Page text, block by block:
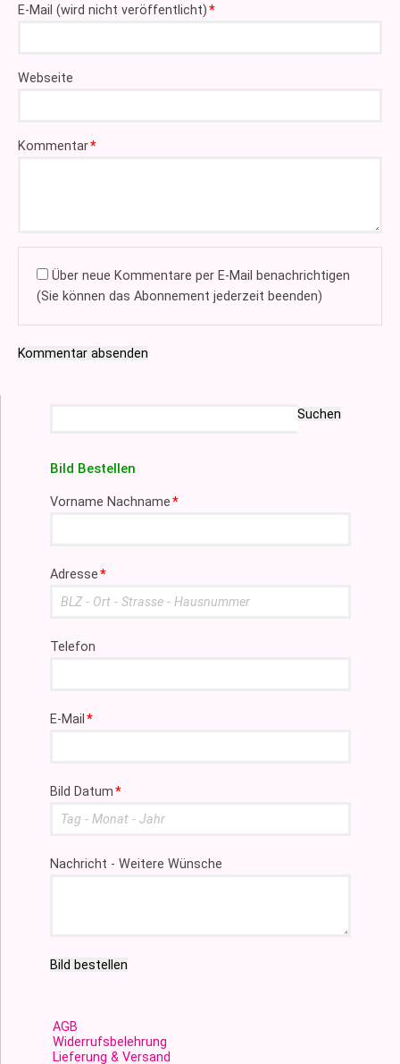
Pflichtfeld
E-Mail (wird nicht veröffentlicht)*
Webseite
Pflichtfeld
Kommentar*
Über neue Kommentare per E-Mail benachrichtigen
(Sie können das Abonnement jederzeit beenden)
Kommentar absenden
Suchen
Bild Bestellen
Pflichtfeld
Vorname Nachname*
Pflichtfeld
Adresse*
Telefon
Pflichtfeld
E-Mail*
Pflichtfeld
Bild Datum*
Nachricht - Weitere Wünsche
Bild bestellen
AGB
Widerrufsbelehrung
Lieferung & Versand